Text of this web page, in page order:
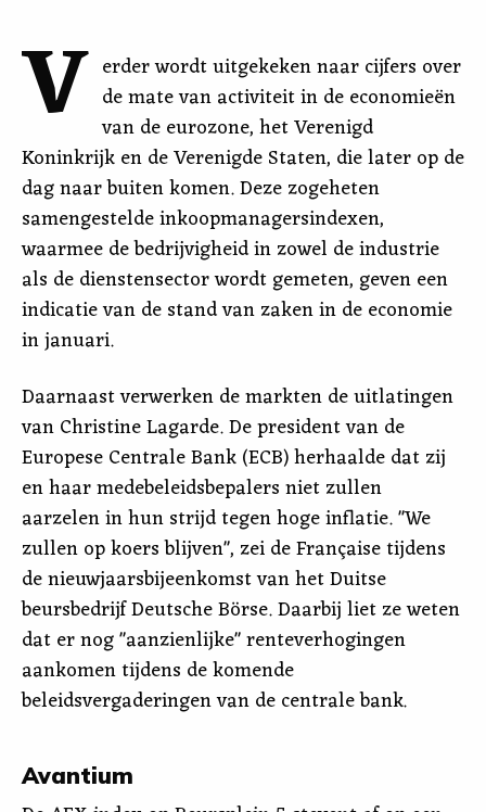
V erder wordt uitgekeken naar cijfers over
de mate van activiteit in de economieën
van de eurozone, het Verenigd
Koninkrijk en de Verenigde Staten, die later op de
dag naar buiten komen. Deze zogeheten
samengestelde inkoopmanagersindexen,
waarmee de bedrijvigheid in zowel de industrie
als de dienstensector wordt gemeten, geven een
indicatie van de stand van zaken in de economie
in januari.
Daarnaast verwerken de markten de uitlatingen
van Christine Lagarde. De president van de
Europese Centrale Bank (ECB) herhaalde dat zij
en haar medebeleidsbepalers niet zullen
aarzelen in hun strijd tegen hoge inflatie. "We
zullen op koers blijven", zei de Française tijdens
de nieuwjaarsbijeenkomst van het Duitse
beursbedrijf Deutsche Börse. Daarbij liet ze weten
dat er nog "aanzienlijke" renteverhogingen
aankomen tijdens de komende
beleidsvergaderingen van de centrale bank.
Avantium